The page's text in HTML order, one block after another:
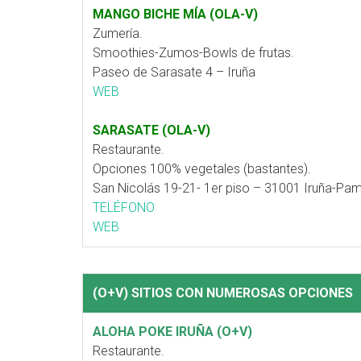
MANGO BICHE MÍA (OLA-V)
Zumería.
Smoothies-Zumos-Bowls de frutas.
Paseo de Sarasate 4 – Iruña
WEB
SARASATE (OLA-V)
Restaurante.
Opciones 100% vegetales (bastantes).
San Nicolás 19-21- 1er piso – 31001 Iruña-
TELÉFONO
WEB
(O+V) SITIOS CON NUMEROSAS OPCIONES
ALOHA POKE IRUÑA (O+V)
Restaurante.